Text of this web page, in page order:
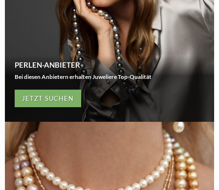
PERLEN-ANBIETER
Bei diesen Anbietern erhalten Juweliere Top-Qualität
JETZT SUCHEN